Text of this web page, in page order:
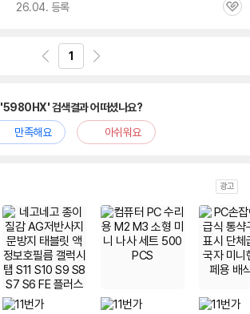
26.04. 등록
관
1
'5980HX' 검색결과 어떠셨나요?
만족해요
아쉬워요
광고